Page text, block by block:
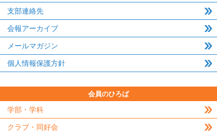
支部連絡先
会報アーカイブ
メールマガジン
個人情報保護方針
会員のひろば
学部・学科
クラブ・同好会